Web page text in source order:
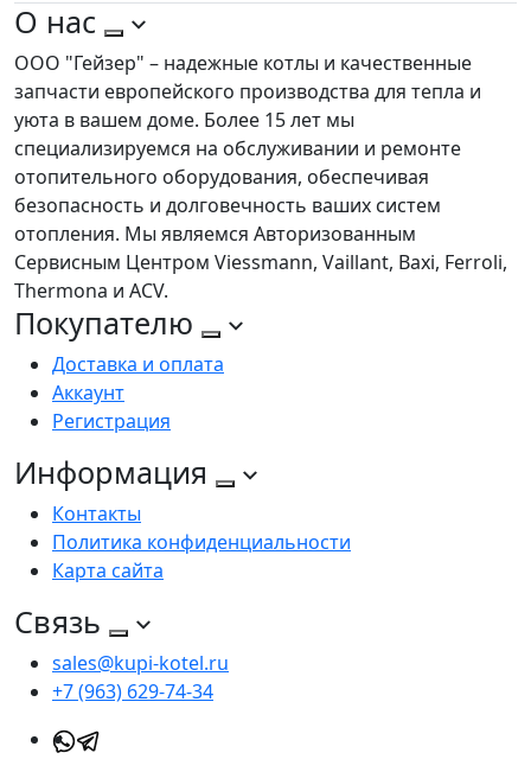
О нас
ООО "Гейзер" – надежные котлы и качественные
запчасти европейского производства для тепла и
уюта в вашем доме. Более 15 лет мы
специализируемся на обслуживании и ремонте
отопительного оборудования, обеспечивая
безопасность и долговечность ваших систем
отопления. Мы являемся Авторизованным
Сервисным Центром Viessmann, Vaillant, Baxi, Ferroli,
Thermona и ACV.
Покупателю
Доставка и оплата
Аккаунт
Регистрация
Информация
Контакты
Политика конфиденциальности
Карта сайта
Связь
sales@kupi-kotel.ru
+7 (963) 629-74-34